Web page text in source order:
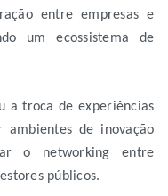
entre empresas e
um ecossistema de
a troca de experiências
ambientes de inovação
o networking entre
públicos.